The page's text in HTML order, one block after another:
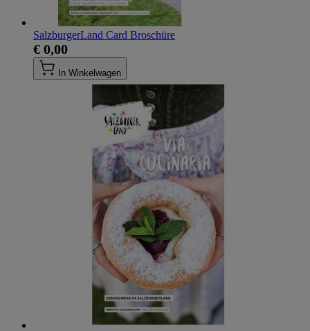
SalzburgerLand Card Broschüre
€ 0,00
In Winkelwagen